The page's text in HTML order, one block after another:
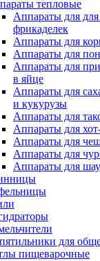
тепловые
Аппараты для для
фрикаделек
Аппараты для
Аппараты для
Аппараты для
в яйце
Аппараты для
и кукурузы
Аппараты для
Аппараты для
Аппараты для
Аппараты для
Аппараты для
для
пищеварочные